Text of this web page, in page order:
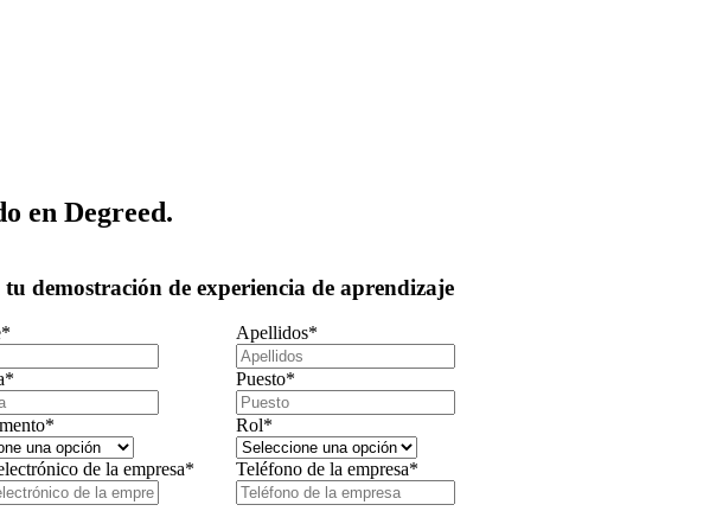
en Degreed.
tu demostración de experiencia de aprendizaje
* Apellidos*
* Puesto*
* Rol*
de la empresa* Teléfono de la empresa*